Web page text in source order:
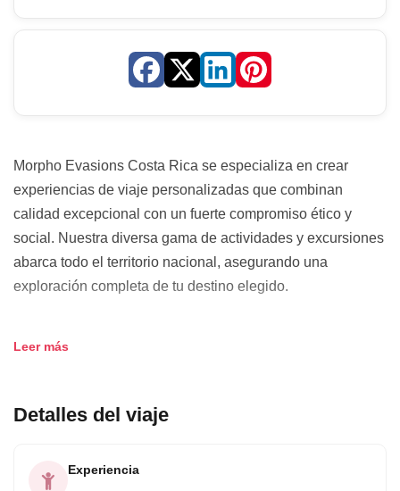
Morpho Evasions Costa Rica se especializa en crear
experiencias de viaje personalizadas que combinan
calidad excepcional con un fuerte compromiso ético y
social. Nuestra diversa gama de actividades y excursiones
abarca todo el territorio nacional, asegurando una
exploración completa de tu destino elegido.
buscan información exhaustiva y confiable de múltiples
Leer más
Detalles del viaje
Experiencia